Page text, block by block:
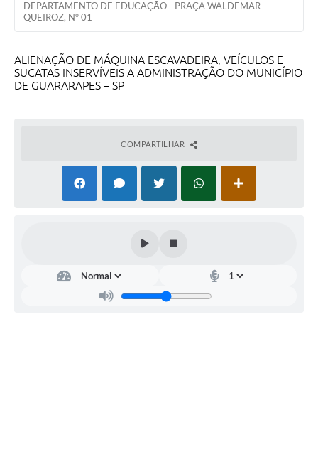
DEPARTAMENTO DE EDUCAÇÃO - PRAÇA WALDEMAR
QUEIROZ, Nº 01
ALIENAÇÃO DE MÁQUINA ESCAVADEIRA, VEÍCULOS E
SUCATAS INSERVÍVEIS A ADMINISTRAÇÃO DO MUNICÍPIO
DE GUARARAPES – SP
COMPARTILHAR